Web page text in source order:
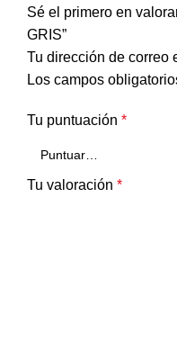
Sé el primero en
GRIS”
Tu dirección de correo
Los campos
Tu puntuación *
Tu valoración *